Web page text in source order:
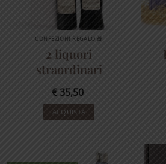
CONFEZIONI REGALO 🎁
2 liquori
straordinari
€35,50
ACQUISTA